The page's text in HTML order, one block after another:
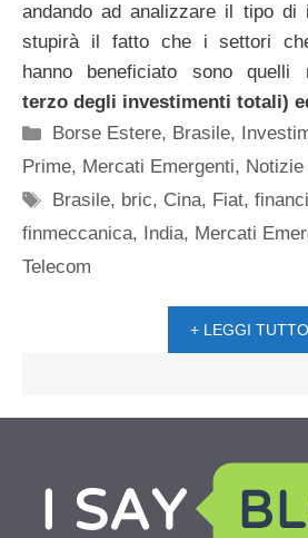
andando ad analizzare il tipo di
stupirà il fatto che i settori
hanno beneficiato sono quelli
terzo degli investimenti totali)
Categorie
Borse Estere, Brasile,
Prime, Mercati Emergenti, Notizie
Tag
Brasile, bric, Cina, Fiat,
finmeccanica, India, Mercati
Telecom
+ LEGGI TUTTO